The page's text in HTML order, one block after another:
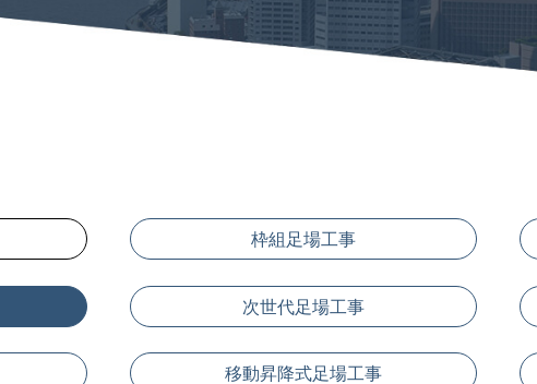
枠組足場工事
次世代足場工事
移動昇降式足場工事